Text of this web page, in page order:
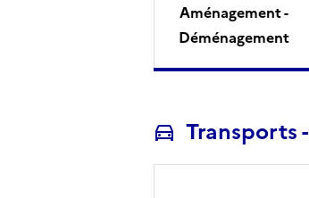
Aménagement -
Déménagement
Transports